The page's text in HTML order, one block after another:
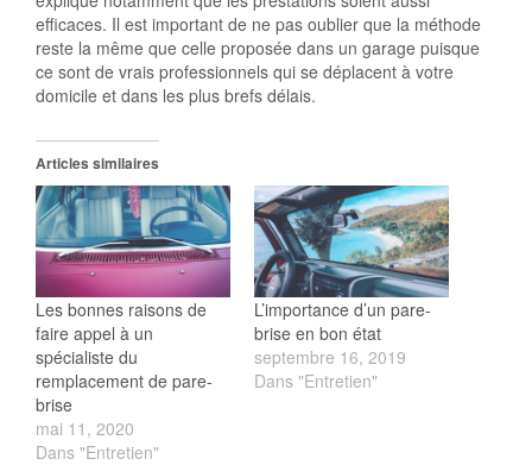
efficaces. Il est important de ne pas oublier que la méthode
reste la même que celle proposée dans un garage puisque
ce sont de vrais professionnels qui se déplacent à votre
domicile et dans les plus brefs délais.
Articles similaires
Les bonnes raisons de
faire appel à un
spécialiste du
remplacement de pare-
brise
mai 11, 2020
Dans "Entretien"
L’importance d’un pare-
brise en bon état
septembre 16, 2019
Dans "Entretien"